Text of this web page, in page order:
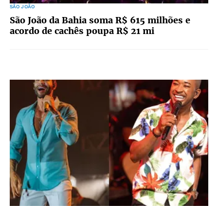
SÃO JOÃO
São João da Bahia soma R$ 615 milhões e
acordo de cachês poupa R$ 21 mi